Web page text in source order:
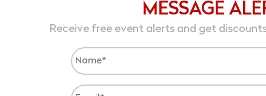
MESSAGE
Receive free event alerts and get